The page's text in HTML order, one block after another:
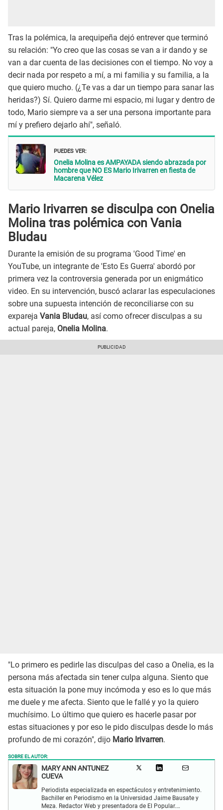
Tras la polémica, la arequipeña dejó entrever que terminó
su relación: "Yo creo que las cosas se van a ir dando y se
van a dar cuenta de las decisiones con el tiempo. No voy a
decir nada por respeto a mí, a mi familia y su familia, a la
que quiero mucho. (¿Te vas a dar un tiempo para sanar las
heridas?) Sí. Quiero darme mi espacio, mi lugar y dentro de
todo, Mario siempre va a ser una persona importante para
mí y prefiero dejarlo ahí", señaló.
PUEDES VER:
Onelia Molina es AMPAYADA siendo abrazada por
hombre que NO ES Mario Irivarren en fiesta de
Macarena Vélez
Mario Irivarren se disculpa con Onelia
Molina tras polémica con Vania
Bludau
Durante la emisión de su programa 'Good Time' en
YouTube, un integrante de 'Esto Es Guerra' abordó por
primera vez la controversia generada por un enigmático
video. En su intervención, buscó aclarar las especulaciones
sobre una supuesta intención de reconciliarse con su
expareja Vania Bludau, así como ofrecer disculpas a su
actual pareja, Onelia Molina.
"Lo primero es pedirle las disculpas del caso a Onelia, es la
persona más afectada sin tener culpa alguna. Siento que
esta situación la pone muy incómoda y eso es lo que más
me duele y me afecta. Siento que le fallé y yo la quiero
muchísimo. Lo último que quiero es hacerle pasar por
estas situaciones y por eso le pido disculpas desde lo más
profundo de mi corazón", dijo Mario Irivarren.
SOBRE EL AUTOR:
MARY ANN ANTUNEZ
CUEVA
Periodista especializada en espectáculos y entretenimiento.
Bachiller en Periodismo en la Universidad Jaime Bausate y
Meza. Redactor Web y presentadora de El Popular.